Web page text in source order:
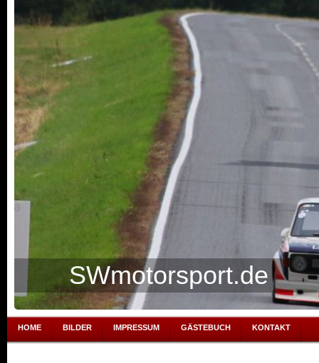
SWmotorsport.de
HOME BILDER IMPRESSUM GÄSTEBUCH KONTAKT